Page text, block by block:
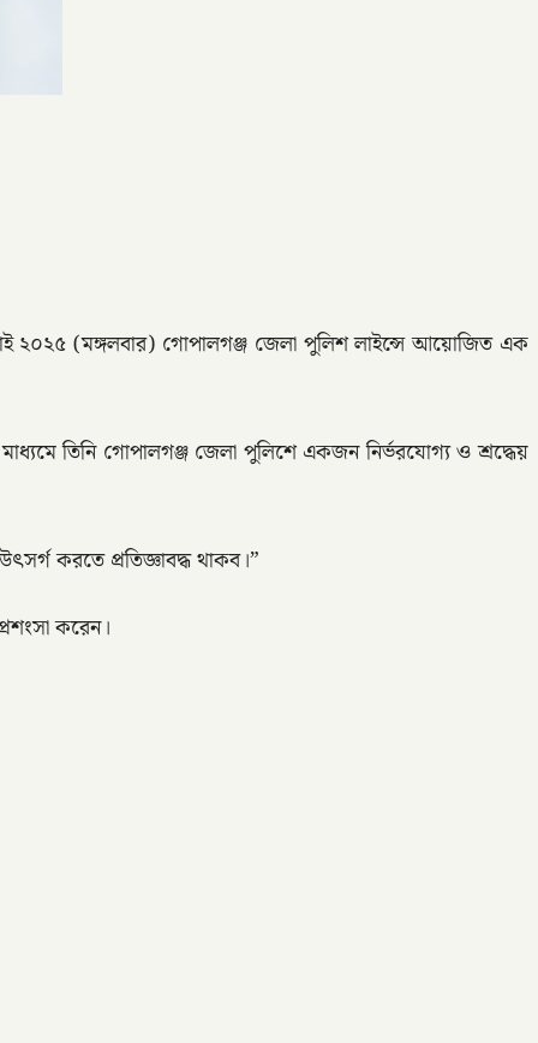
২০২৫ (মঙ্গলবার) গোপালগঞ্জ জেলা পুলিশ লাইন্সে আয়োজিত এক
মাধ্যমে তিনি গোপালগঞ্জ জেলা পুলিশে একজন নির্ভরযোগ্য ও শ্রদ্ধেয়
করতে প্রতিজ্ঞাবদ্ধ থাকব।”
করেন।